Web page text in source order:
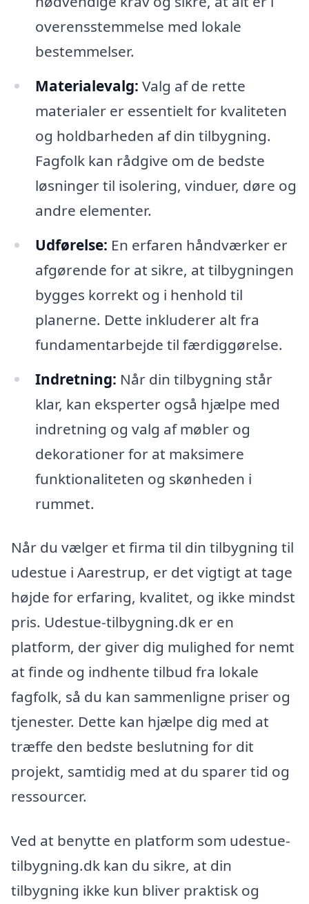
overensstemmelse med lokale
bestemmelser.
Materialevalg: Valg af de rette
materialer er essentielt for kvaliteten
og holdbarheden af din tilbygning.
Fagfolk kan rådgive om de bedste
løsninger til isolering, vinduer, døre og
andre elementer.
Udførelse: En erfaren håndværker er
afgørende for at sikre, at tilbygningen
bygges korrekt og i henhold til
planerne. Dette inkluderer alt fra
fundamentarbejde til færdiggørelse.
Indretning: Når din tilbygning står
klar, kan eksperter også hjælpe med
indretning og valg af møbler og
dekorationer for at maksimere
funktionaliteten og skønheden i
rummet.
Når du vælger et firma til din tilbygning til
udestue i Aarestrup, er det vigtigt at tage
højde for erfaring, kvalitet, og ikke mindst
pris. Udestue-tilbygning.dk er en
platform, der giver dig mulighed for nemt
at finde og indhente tilbud fra lokale
fagfolk, så du kan sammenligne priser og
tjenester. Dette kan hjælpe dig med at
træffe den bedste beslutning for dit
projekt, samtidig med at du sparer tid og
ressourcer.
Ved at benytte en platform som udestue-
tilbygning.dk kan du sikre, at din
tilbygning ikke kun bliver praktisk og